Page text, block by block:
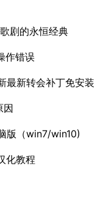
剧的永恒经典
作错误
最新转会补丁免安装
因
版（win7/win10)
化教程